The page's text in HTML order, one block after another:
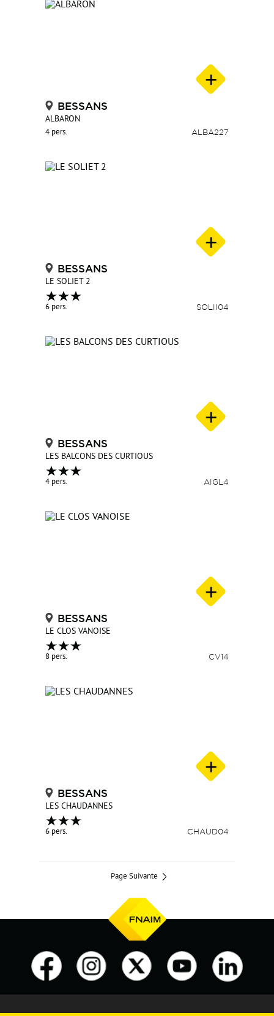
BESSANS
ALBARON
4 pers. ALBA227
BESSANS
LE SOLIET 2
6 pers. SOLII04
BESSANS
LES BALCONS DES CURTIOUS
4 pers. AIGL4
BESSANS
LE CLOS VANOISE
8 pers. CV14
BESSANS
LES CHAUDANNES
6 pers. CHAUD04
Page Suivante